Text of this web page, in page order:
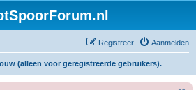
Aanmelden
Registreer
(alleen voor geregistreerde gebruikers).